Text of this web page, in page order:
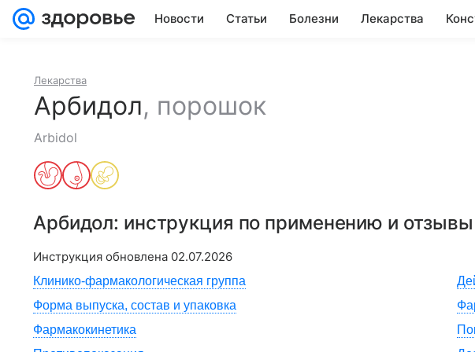
Новости Статьи Болезни Лекарства
Лекарства
Арбидол, порошок
Arbidol
Арбидол: инструкция по применению и отзывы
Инструкция обновлена 02.07.2026
Клинико-фармакологическая группа
Форма выпуска, состав и упаковка
Фармакокинетика